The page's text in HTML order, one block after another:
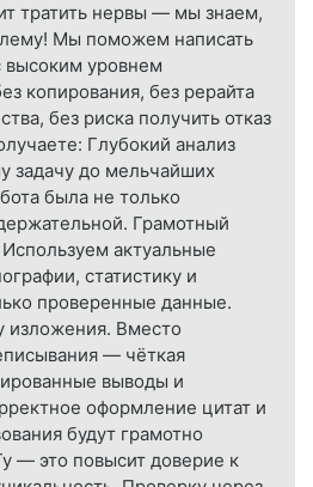
тратить нервы — мы знаем,
Мы поможем написать
уровнем
копирования, без рерайта
без риска получить отказ
Глубокий анализ
задачу до мельчайших
была не только
Грамотный
актуальные
статистику и
проверенные данные.
изложения. Вместо
— чёткая
выводы и
оформление цитат и
будут грамотно
— это повысит доверие к